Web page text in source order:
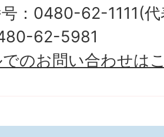
：0480-62-1111(
62-5981
でのお問い合わせは